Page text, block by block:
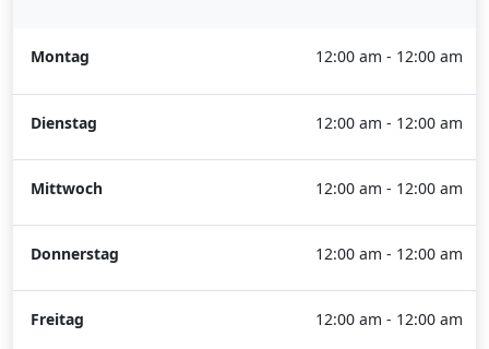
Montag 12:00 am - 12:00 am
Dienstag 12:00 am - 12:00 am
Mittwoch 12:00 am - 12:00 am
Donnerstag 12:00 am - 12:00 am
Freitag 12:00 am - 12:00 am